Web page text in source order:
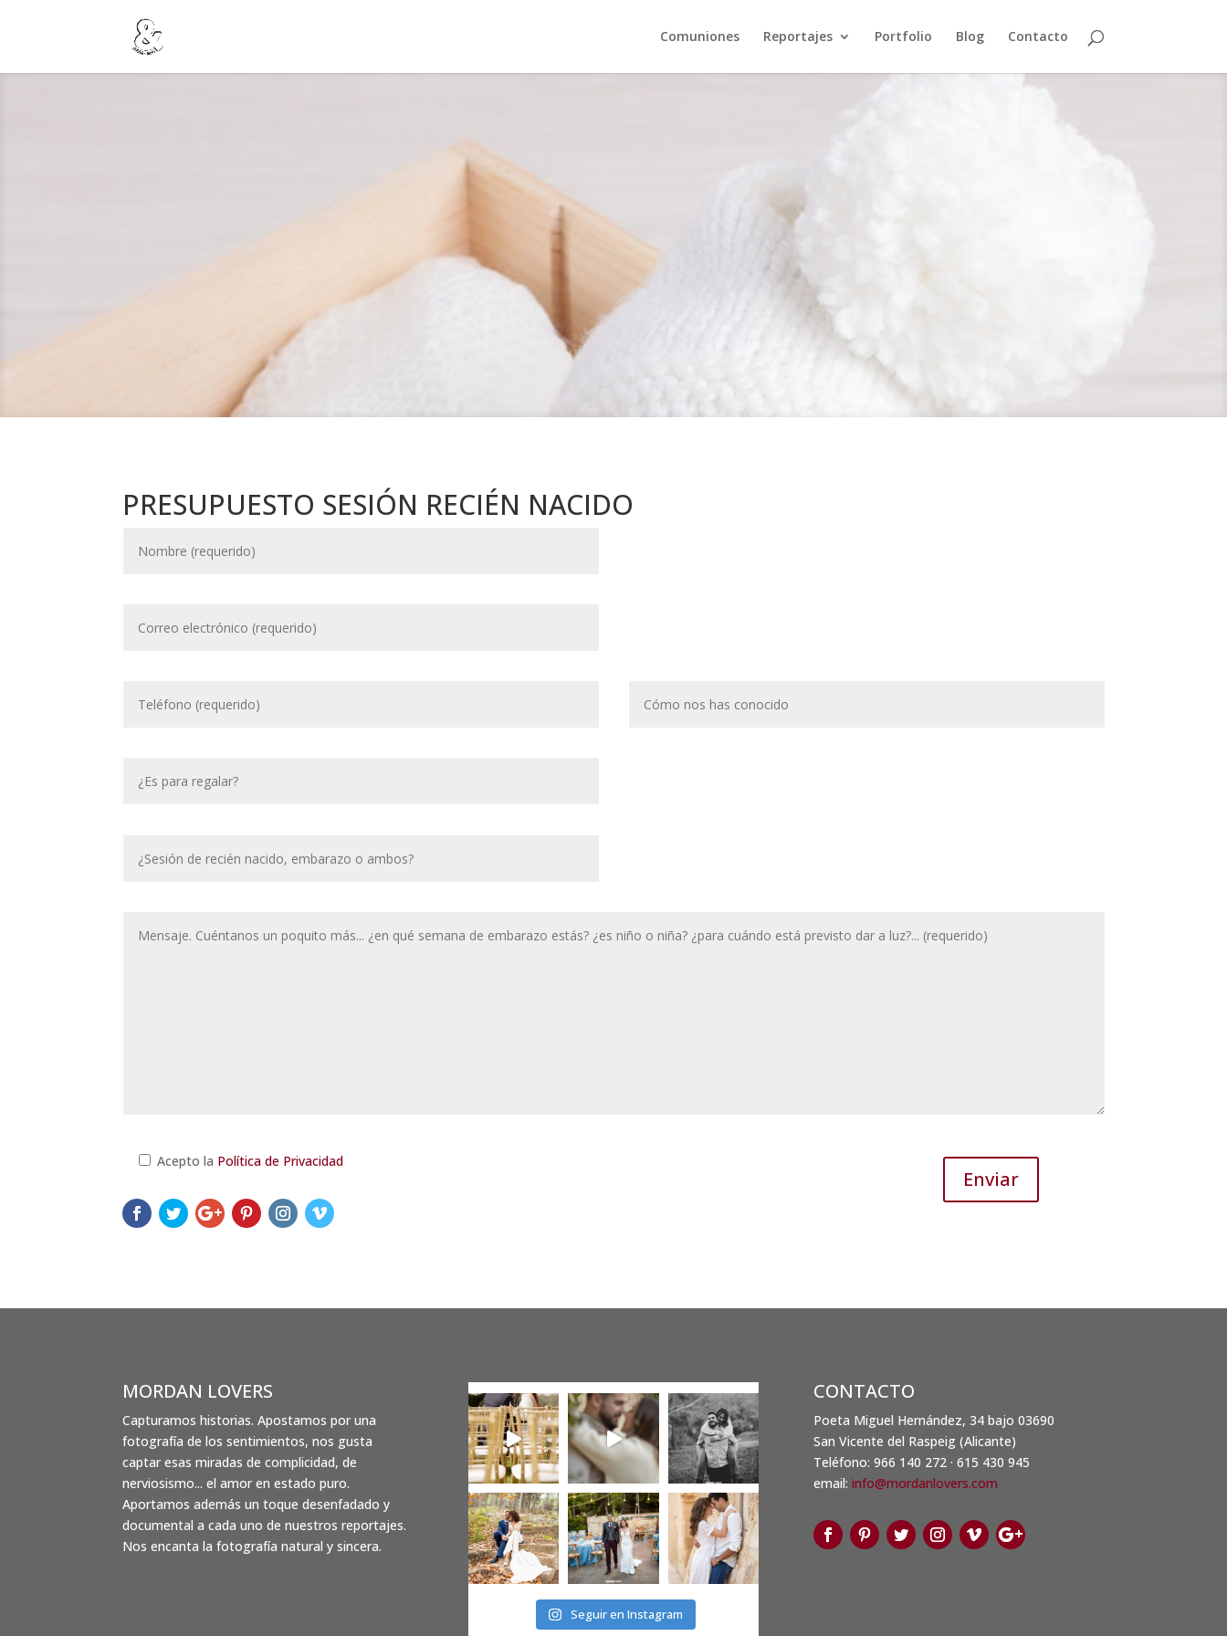
Comuniones Reportajes Portfolio Blog Contacto
PRESUPUESTO SESIÓN RECIÉN NACIDO
Acepto la Política de Privacidad
MORDAN LOVERS
Capturamos historias. Apostamos por una
fotografía de los sentimientos, nos gusta
captar esas miradas de complicidad, de
nerviosismo... el amor en estado puro.
Aportamos además un toque desenfadado y
documental a cada uno de nuestros reportajes.
Nos encanta la fotografía natural y sincera.
Seguir en Instagram
CONTACTO
Poeta Miguel Hernández, 34 bajo 03690
San Vicente del Raspeig (Alicante)
Teléfono: 966 140 272 · 615 430 945
email: info@mordanlovers.com